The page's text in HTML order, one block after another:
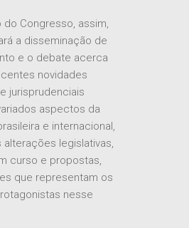
do Congresso, assim,
a disseminação de
e o debate acerca
novidades
jurisprudenciais
aspectos da
e internacional,
alterações legislativas,
curso e propostas,
que representam os
nesse